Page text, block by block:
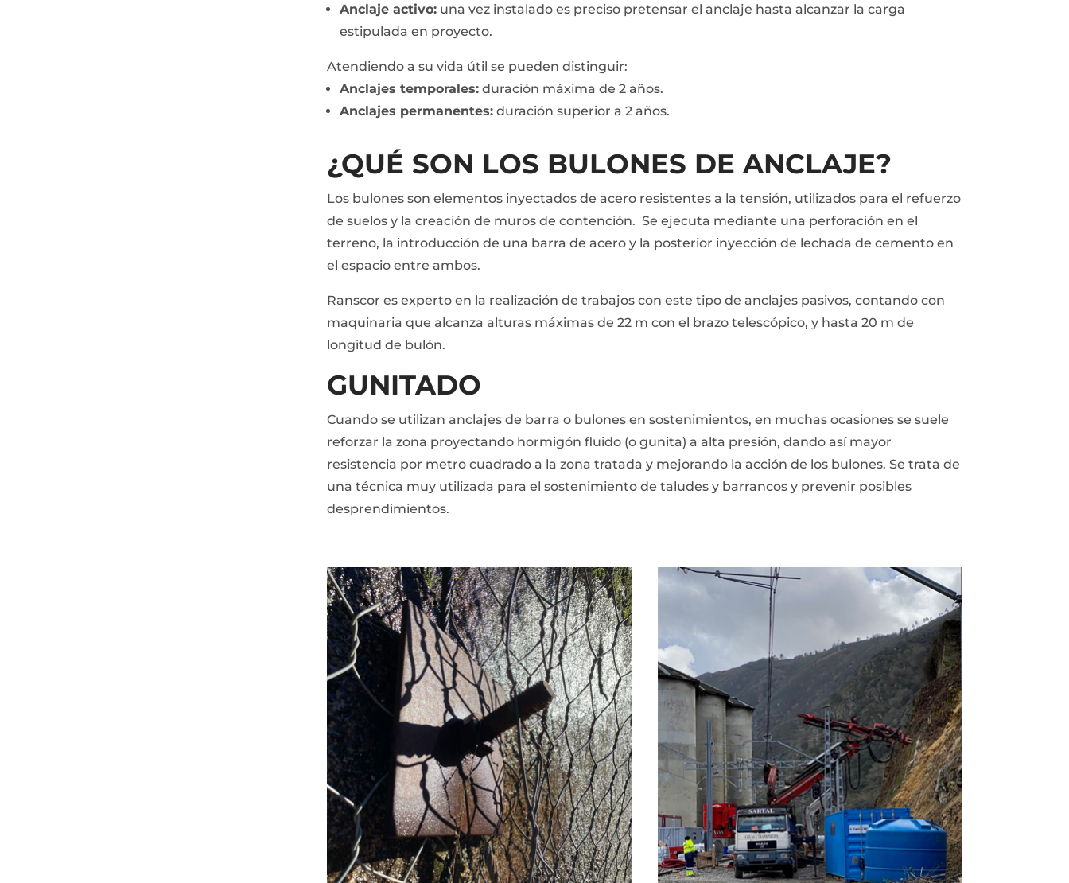
Anclaje activo: una vez instalado es preciso pretensar el anclaje hasta alcanzar la carga
estipulada en proyecto.
Atendiendo a su vida útil se pueden distinguir:
Anclajes temporales: duración máxima de 2 años.
Anclajes permanentes: duración superior a 2 años.
¿QUÉ SON LOS BULONES DE ANCLAJE?
Los bulones son elementos inyectados de acero resistentes a la tensión, utilizados para el refuerzo
de suelos y la creación de muros de contención. Se ejecuta mediante una perforación en el
terreno, la introducción de una barra de acero y la posterior inyección de lechada de cemento en
el espacio entre ambos.
Ranscor es experto en la realización de trabajos con este tipo de anclajes pasivos, contando con
maquinaria que alcanza alturas máximas de 22 m con el brazo telescópico, y hasta 20 m de
longitud de bulón.
GUNITADO
Cuando se utilizan anclajes de barra o bulones en sostenimientos, en muchas ocasiones se suele
reforzar la zona proyectando hormigón fluido (o gunita) a alta presión, dando así mayor
resistencia por metro cuadrado a la zona tratada y mejorando la acción de los bulones. Se trata de
una técnica muy utilizada para el sostenimiento de taludes y barrancos y prevenir posibles
desprendimientos.